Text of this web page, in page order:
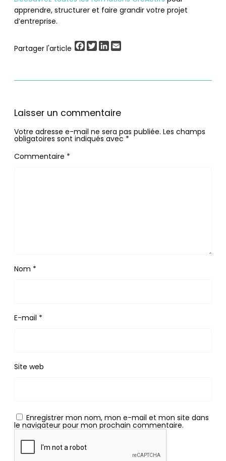
apprendre, structurer et faire grandir votre projet
d’entreprise.
Partager l'article Facebook
TwitterLinkedIn
Laisser un commentaire
Votre adresse e-mail ne sera pas publiée. Les champs
obligatoires sont indiqués avec *
Commentaire *
Nom *
E-mail *
Site web
Enregistrer mon nom, mon e-mail et mon site dans
le navigateur pour mon prochain commentaire.